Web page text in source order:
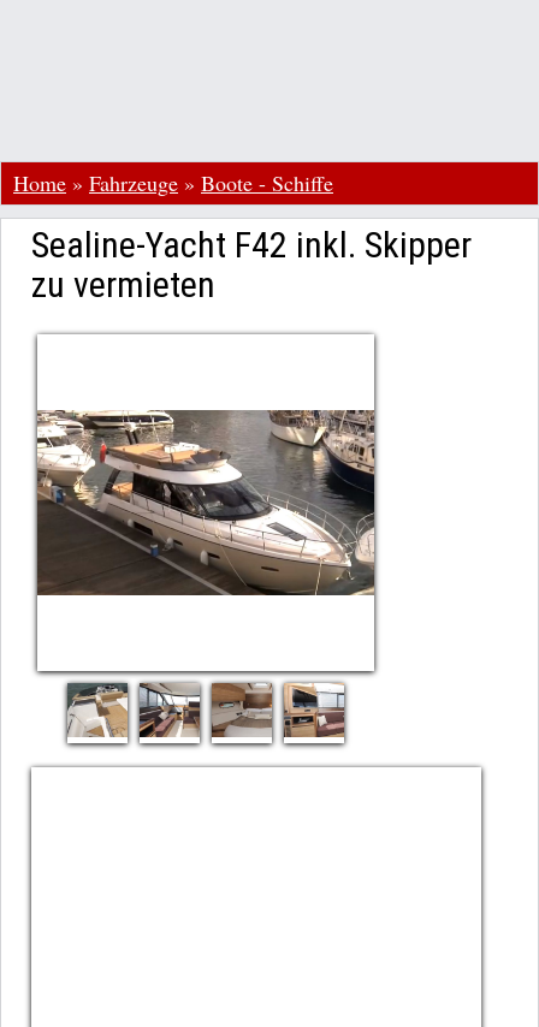
Home » Fahrzeuge » Boote - Schiffe
Sealine-Yacht F42 inkl. Skipper
zu vermieten